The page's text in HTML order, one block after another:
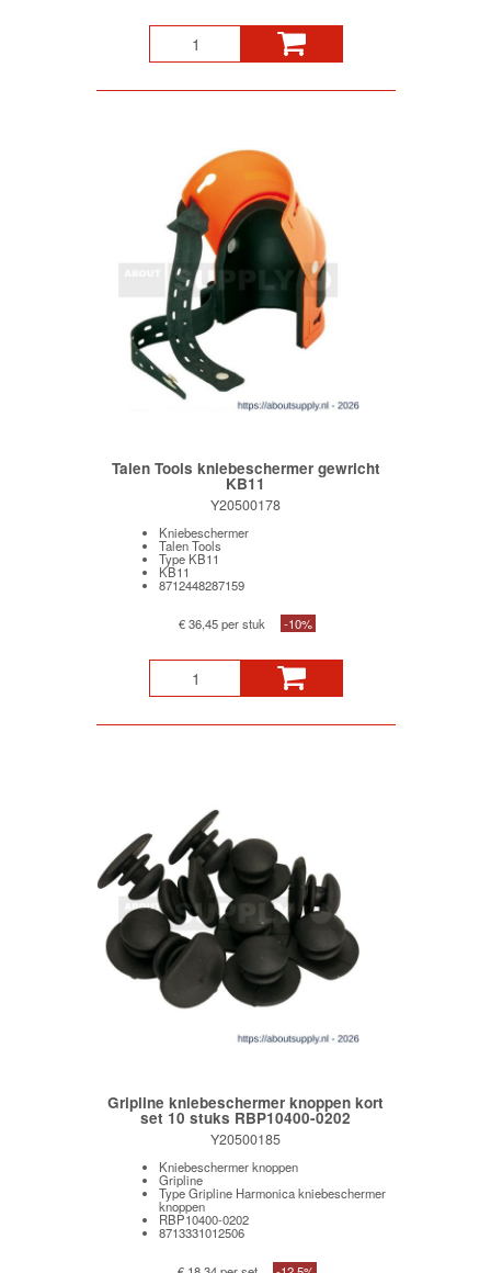
Talen Tools kniebeschermer gewricht
KB11
Y20500178
Kniebeschermer
Talen Tools
Type KB11
KB11
8712448287159
€ 36,45 per stuk -10%
Gripline kniebeschermer knoppen kort
set 10 stuks RBP10400-0202
Y20500185
Kniebeschermer knoppen
Gripline
Type Gripline Harmonica kniebeschermer
knoppen
RBP10400-0202
8713331012506